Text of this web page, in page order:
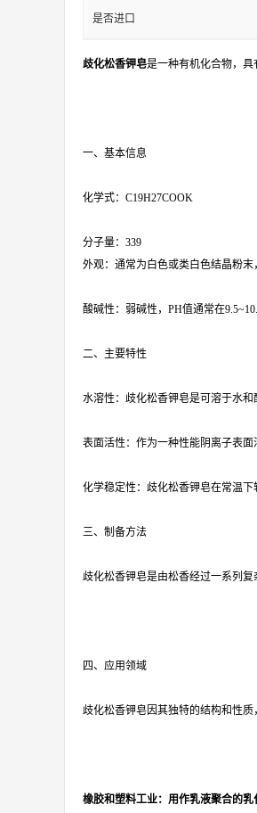
是否进口
歧化松香钾皂是一种有机化合物，具
一、基本信息
化学式：C19H27COOK
分子量：339
外观：通常为白色或类白色结晶粉
酸碱性：弱碱性，PH值通常在
二、主要特性
水溶性：歧化松香钾皂是可溶于水和
表面活性：作为一种性能阴离子表面
化学稳定性：歧化松香钾皂在常温下
三、制备方法
歧化松香钾皂是由松香经过一系列
四、应用领域
歧化松香钾皂因其独特的结构和性质
橡胶和塑料工业：用作乳液聚合的